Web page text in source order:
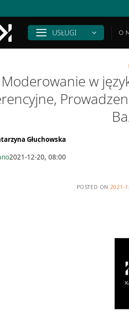
USŁUGI O
Moderowanie w
Głuchowska
2021-12-20, 08:00
POSTED ON 2021-